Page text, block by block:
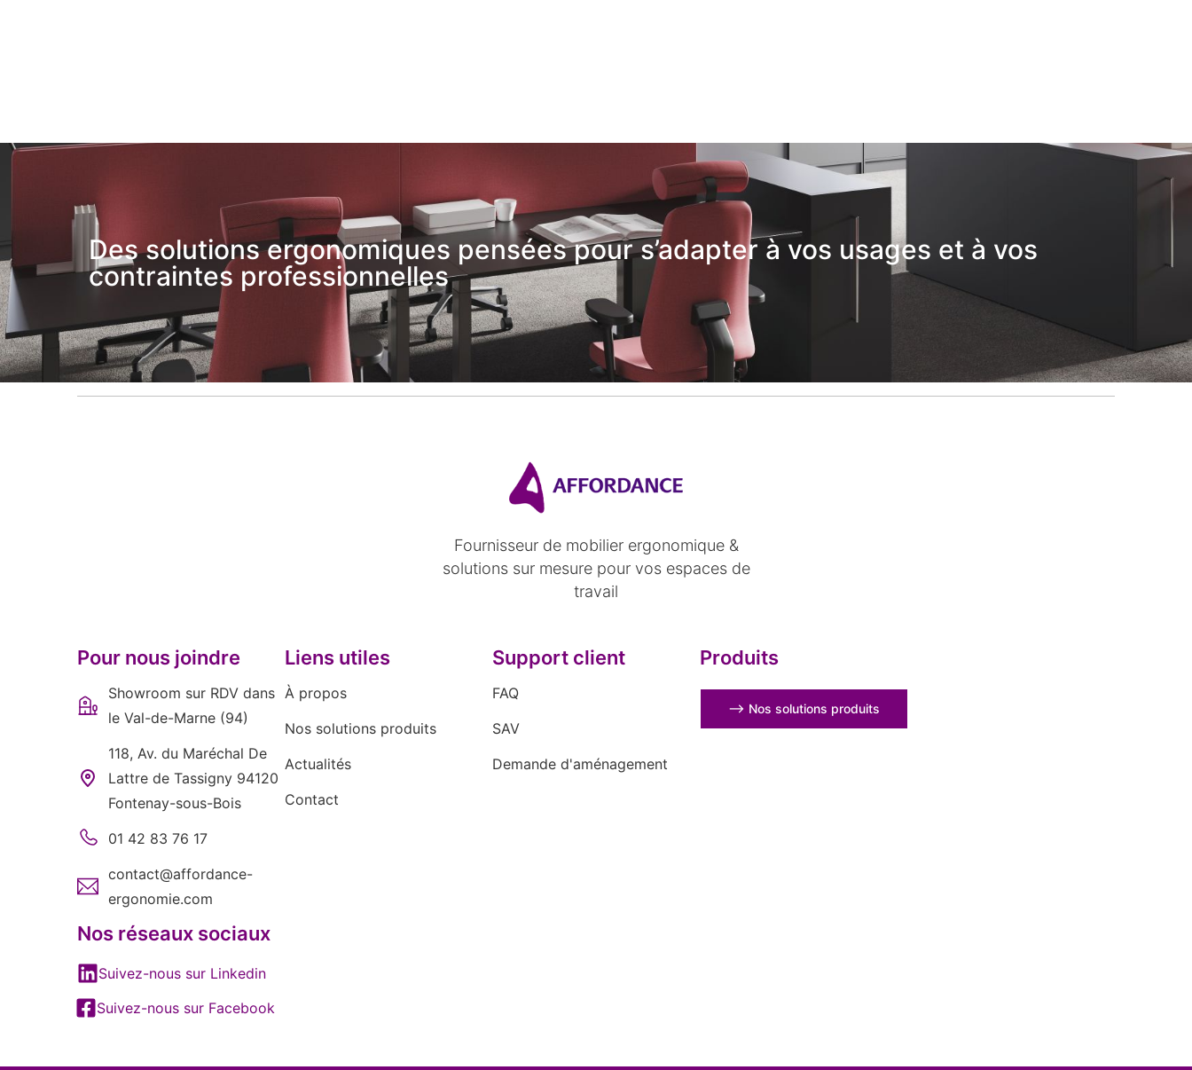
Des solutions ergonomiques pensées pour s’adapter à vos usages et à vos
contraintes professionnelles
Fournisseur de mobilier ergonomique &
solutions sur mesure pour vos espaces de
travail
Pour nous joindre
Showroom sur RDV dans
le Val-de-Marne (94)
118, Av. du Maréchal De
Lattre de Tassigny 94120
Fontenay-sous-Bois
01 42 83 76 17
contact@affordance-
ergonomie.com
Nos réseaux sociaux
Suivez-nous sur Linkedin
Suivez-nous sur Facebook
Liens utiles
À propos
Nos solutions produits
Actualités
Contact
Support client
FAQ
SAV
Demande d'aménagement
Produits
⟶ Nos solutions produits